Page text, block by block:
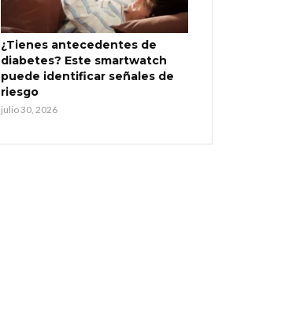
¿Tienes antecedentes de
diabetes? Este smartwatch
puede identificar señales de
riesgo
julio 30, 2026